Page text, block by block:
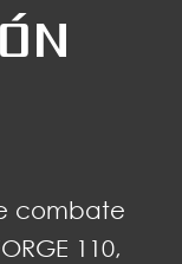
combate
110,